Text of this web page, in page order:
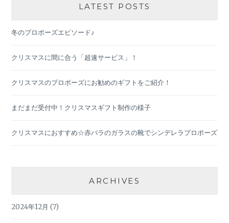
LATEST POSTS
冬のプロポーズエピソード♪
クリスマスに間に合う「超速サービス」！
クリスマスのプロポーズにお勧めのギフトをご紹介！
まだまだ受付中！クリスマスギフト制作の様子
クリスマスにおすすめ☆赤バラのガラスの靴でシンデレラプロポーズ
ARCHIVES
2024年12月 (7)